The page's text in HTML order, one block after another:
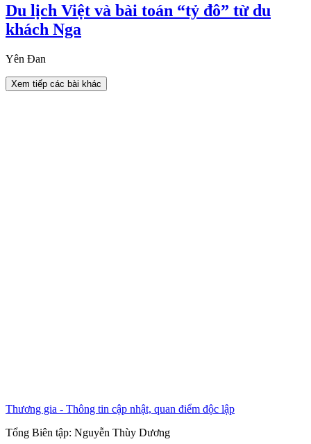
Du lịch Việt và bài toán “tỷ đô” từ du
khách Nga
Yên Đan
Xem tiếp các bài khác
Thương gia - Thông tin cập nhật, quan điểm độc lập
Tổng Biên tập: Nguyễn Thùy Dương